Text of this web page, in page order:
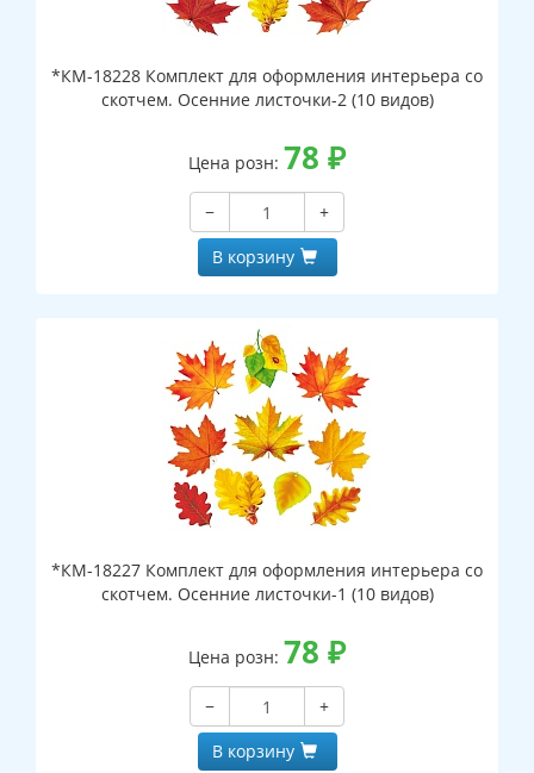
*КМ-18228 Комплект для оформления интерьера со
скотчем. Осенние листочки-2 (10 видов)
Цена розн: 78 ₽
−
+
В корзину
*КМ-18227 Комплект для оформления интерьера со
скотчем. Осенние листочки-1 (10 видов)
Цена розн: 78 ₽
−
+
В корзину